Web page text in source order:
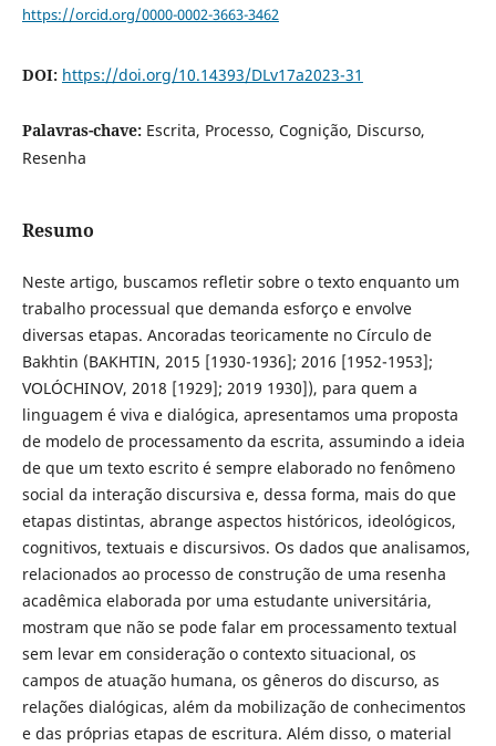
https://orcid.org/0000-0002-3663-3462
DOI: https://doi.org/10.14393/DLv17a2023-31
Palavras-chave: Escrita, Processo, Cognição, Discurso,
Resenha
Resumo
Neste artigo, buscamos refletir sobre o texto enquanto um
trabalho processual que demanda esforço e envolve
diversas etapas. Ancoradas teoricamente no Círculo de
Bakhtin (BAKHTIN, 2015 [1930-1936]; 2016 [1952-1953];
VOLÓCHINOV, 2018 [1929]; 2019 1930]), para quem a
linguagem é viva e dialógica, apresentamos uma proposta
de modelo de processamento da escrita, assumindo a ideia
de que um texto escrito é sempre elaborado no fenômeno
social da interação discursiva e, dessa forma, mais do que
etapas distintas, abrange aspectos históricos, ideológicos,
cognitivos, textuais e discursivos. Os dados que analisamos,
relacionados ao processo de construção de uma resenha
acadêmica elaborada por uma estudante universitária,
mostram que não se pode falar em processamento textual
sem levar em consideração o contexto situacional, os
campos de atuação humana, os gêneros do discurso, as
relações dialógicas, além da mobilização de conhecimentos
e das próprias etapas de escritura. Além disso, o material